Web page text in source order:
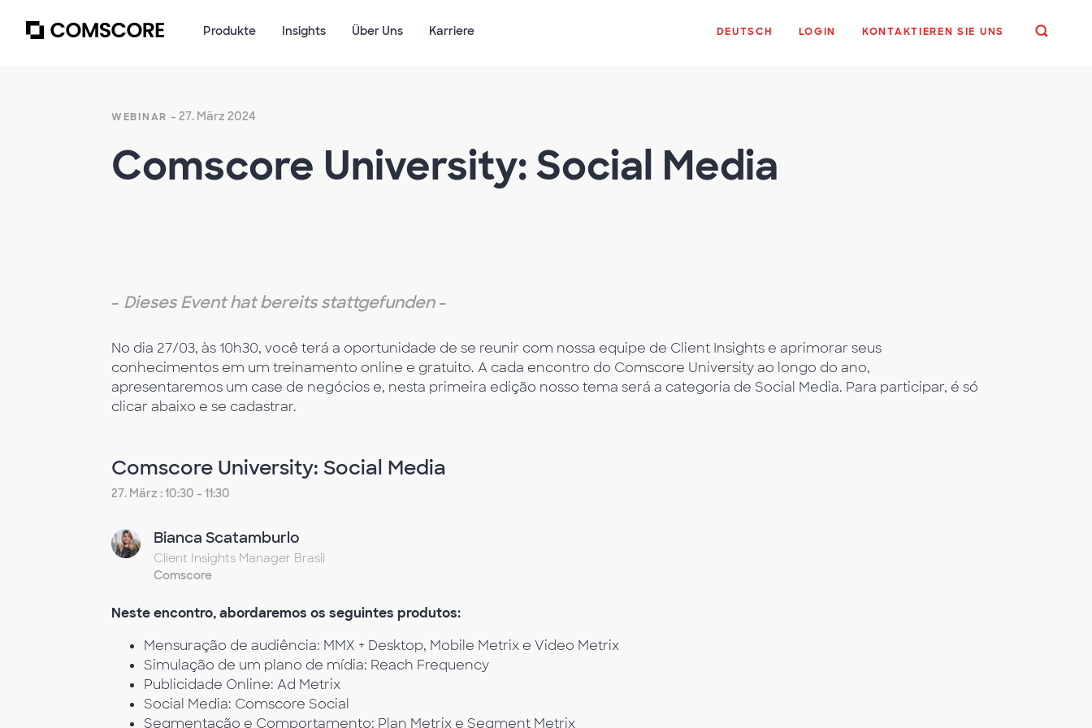
Produkte Insights Über Uns Karriere DEUTSCH LOGIN KONTAKTIEREN SIE UNS
WEBINAR - 27. März 2024
Comscore University: Social Media
- Dieses Event hat bereits stattgefunden-
No dia 27/03, às 10h30, você terá a oportunidade de se reunir com nossa equipe de Client Insights e aprimorar seus
conhecimentos em um treinamento online e gratuito. A cada encontro do Comscore University ao longo do ano,
apresentaremos um case de negócios e, nesta primeira edição nosso tema será a categoria de Social Media. Para participar, é só
clicar abaixo e se cadastrar.
Comscore University: Social Media
27. März : 10:30 - 11:30
Bianca Scatamburlo
Client Insights Manager Brasil
Comscore
Neste encontro, abordaremos os seguintes produtos:
Mensuração de audiência: MMX + Desktop, Mobile Metrix e Video Metrix
Simulação de um plano de mídia: Reach Frequency
Publicidade Online: Ad Metrix
Social Media: Comscore Social
Segmentação e Comportamento: Plan Metrix e Segment Metrix